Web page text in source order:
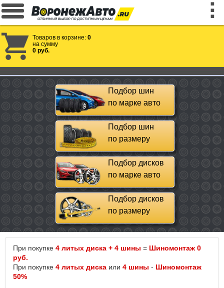
Товаров в корзине: 0
на сумму
0 руб.
Подбор шин
по марке авто
Подбор шин
по размеру
Подбор дисков
по марке авто
Подбор дисков
по размеру
При покупке 4 литых диска + 4 шины = Шиномонтаж 0
руб.
При покупке 4 литых диска или 4 шины - Шиномонтаж
50%